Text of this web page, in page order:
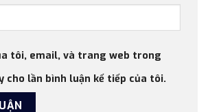
tôi, email, và trang web trong
cho lần bình luận kế tiếp của tôi.